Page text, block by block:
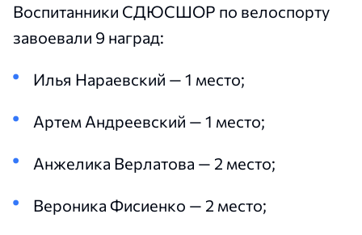
Воспитанники СДЮСШОР по велоспорту
завоевали 9 наград:
Илья Нараевский — 1 место;
Артем Андреевский — 1 место;
Анжелика Верлатова — 2 место;
Вероника Фисиенко — 2 место;